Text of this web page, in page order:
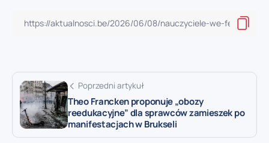
Poprzedni artykuł
Theo Francken proponuje „obozy
reedukacyjne” dla sprawców zamieszek po
manifestacjach w Brukseli